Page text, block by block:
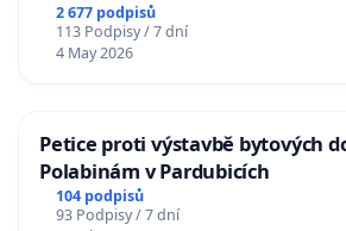
2 677 podpisů
113 Podpisy / 7 dní
4 May 2026
Petice proti výstavbě bytových
Polabinám v Pardubicích
104 podpisů
93 Podpisy / 7 dní